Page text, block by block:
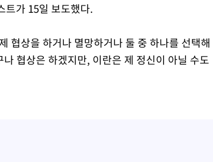
트가 15일 보도했다.
협상을 하거나 멸망하거나 둘 중 하나를 선택해
협상은 하겠지만, 이란은 제 정신이 아닐 수도